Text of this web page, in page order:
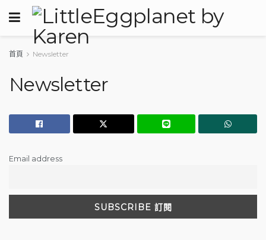
首頁 Newsletter
Newsletter
Email address